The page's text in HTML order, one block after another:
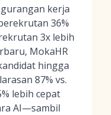
kerja
36%
3x lebih
MokaHR
hingga
87% vs.
lebih cepat
AI—sambil